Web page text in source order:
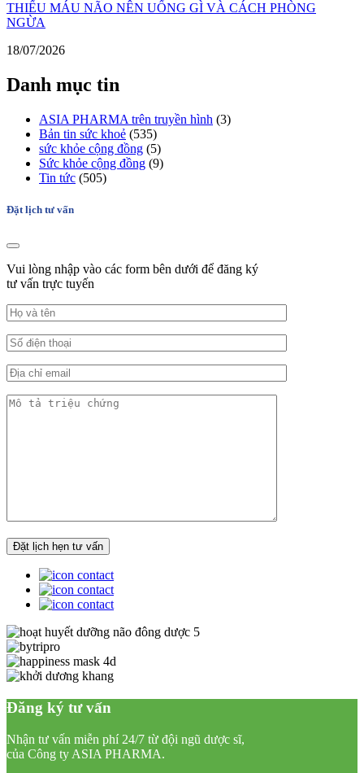
THIẾU MÁU NÃO NÊN UỐNG GÌ VÀ CÁCH PHÒNG
NGỪA
18/07/2026
Danh mục tin
ASIA PHARMA trên truyền hình (3)
Bản tin sức khoẻ (535)
sức khỏe cộng đồng (5)
Sức khỏe cộng đồng (9)
Tin tức (505)
Đặt lịch tư vấn
Vui lòng nhập vào các form bên dưới để đăng ký
tư vấn trực tuyến
Đăng ký tư vấn
Nhận tư vấn miễn phí 24/7 từ đội ngũ dược sĩ,
của Công ty ASIA PHARMA.